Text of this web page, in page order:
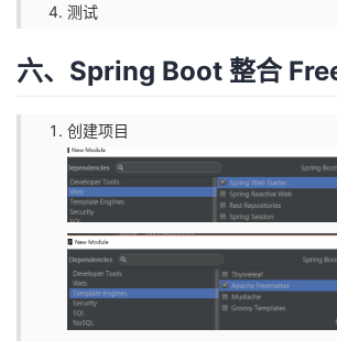
测试
六、Spring Boot 整合
创建项目